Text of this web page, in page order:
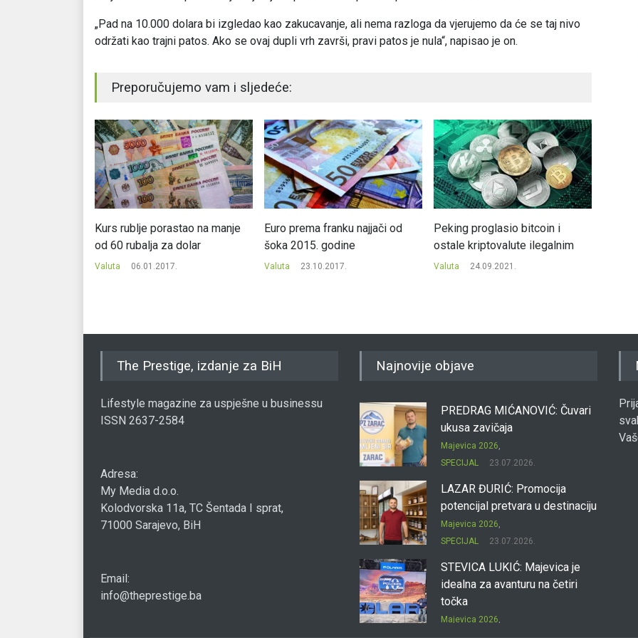
„Pad na 10.000 dolara bi izgledao kao zakucavanje, ali nema razloga da vjerujemo da će se taj nivo
održati kao trajni patos. Ako se ovaj dupli vrh završi, pravi patos je nula“, napisao je on.
Preporučujemo vam i sljedeće:
Kurs rublje porastao na manje
od 60 rubalja za dolar
Valuta 06.01.2017.
Euro prema franku najjači od
šoka 2015. godine
Valuta 23.10.2017.
Peking proglasio bitcoin i
ostale kriptovalute ilegalnim
Valuta 24.09.2021.
The Prestige, izdanje za BiH
Lifestyle magazine za uspješne u businessu
ISSN 2637-2584
Adresa:
My Media d.o.o.
Kolodvorska 11a, TC Šentada I sprat,
71000 Sarajevo, BiH
Email:
info@theprestige.ba
Najnovije objave
PREDRAG MIĆANOVIĆ: Čuvari
ukusa zavičaja
Majevica 2026
SPECIJAL
23.07.2026.
LAZAR ĐURIĆ: Promocija
potencijal pretvara u destinaciju
Majevica 2026
SPECIJAL
23.07.2026.
STEVICA LUKIĆ: Majevica je
idealna za avanturu na četiri
točka
Majevica 2026